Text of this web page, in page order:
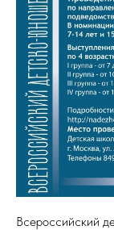
Всероссийский